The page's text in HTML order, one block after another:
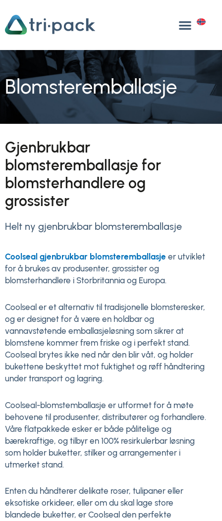
innhold
Blomsteremballasje
Gjenbrukbar
blomsteremballasje for
blomsterhandlere og
grossister
Helt ny gjenbrukbar blomsteremballasje
Coolseal gjenbrukbar blomsteremballasje er utviklet
for å brukes av produsenter, grossister og
blomsterhandlere i Storbritannia og Europa.
Coolseal er et alternativ til tradisjonelle blomsteresker,
og er designet for å være en holdbar og
vannavstøtende emballasjeløsning som sikrer at
blomstene kommer frem friske og i perfekt stand.
Coolseal brytes ikke ned når den blir våt, og holder
bukettene beskyttet mot fuktighet og røff håndtering
under transport og lagring.
Coolseal-blomstemballasje er utformet for å møte
behovene til produsenter, distributører og forhandlere.
Våre flatpakkede esker er både pålitelige og
bærekraftige, og tilbyr en 100% resirkulerbar løsning
som holder buketter, stilker og arrangementer i
utmerket stand.
Enten du håndterer delikate roser, tulipaner eller
eksotiske orkideer, eller om du skal lage store
blandede buketter, er Coolseal den perfekte